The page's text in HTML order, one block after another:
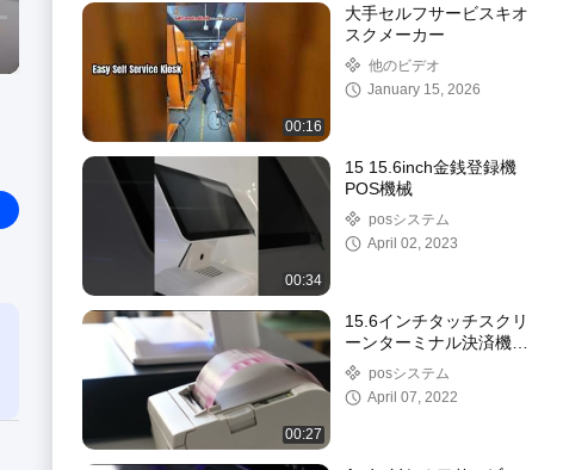
00:16
大手セルフサービスキオ
スクメーカー
他のビデオ
January 15, 2026
00:34
15 15.6inch金銭登録機
POS機械
posシステム
April 02, 2023
00:27
15.6インチタッチスクリ
ーンターミナル決済機
オールインワン
posシステム
April 07, 2022